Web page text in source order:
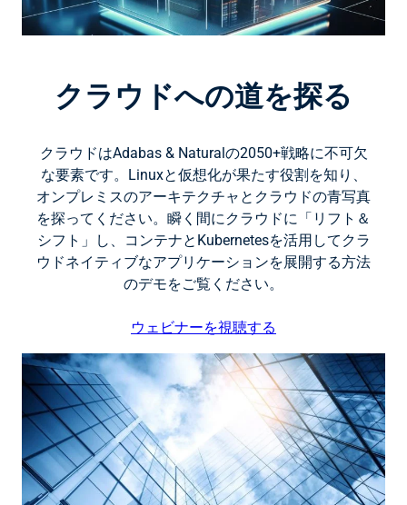
クラウドへの道を探る
クラウドはAdabas & Naturalの2050+戦略に不可欠
な要素です。Linuxと仮想化が果たす役割を知り、
オンプレミスのアーキテクチャとクラウドの青写真
を探ってください。瞬く間にクラウドに「リフト＆
シフト」し、コンテナとKubernetesを活用してクラ
ウドネイティブなアプリケーションを展開する方法
のデモをご覧ください。
ウェビナーを視聴する